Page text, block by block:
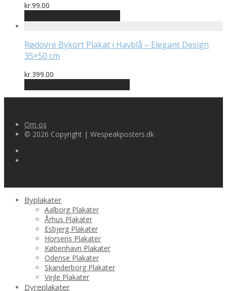
kr.99.00
Rødovre Bykort Plakat i Havblå – Elegant Design
35×50 cm
kr.399.00
Om os
© 2026 Copyright | Wespeakposters.dk
Byplakater
Aalborg Plakater
Århus Plakater
Esbjerg Plakater
Horsens Plakater
København Plakater
Odense Plakater
Skanderborg Plakater
Vejle Plakater
Dyreplakater